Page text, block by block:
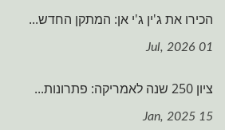
הכירו את ג'ין ג'י אן: המתקן החדש...
01 Jul, 2026
ציון 250 שנה לאמריקה: פתרונות...
15 Jan, 2025